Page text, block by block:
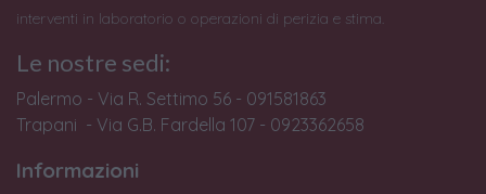
interventi in laboratorio o operazioni di perizia e stima.
Le nostre sedi:
Palermo - Via R. Settimo 56 - 091581863
Trapani - Via G.B. Fardella 107 - 0923362658
Informazioni